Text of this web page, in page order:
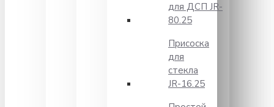
для ДСП JR-
80.25
Присоска
для
стекла
JR-16.25